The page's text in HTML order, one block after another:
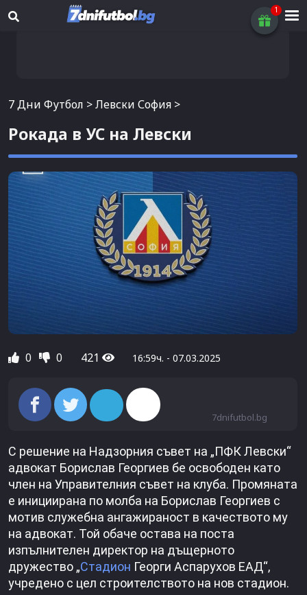
7 Дни Футбол >Левски София >
Рокада в УС на Левски
0 0 421 16:59ч. - 07.03.2025
7dnifutbol.bg
С решение на Надзорния съвет на „ПФК Левски“
адвокат Борислав Георгиев бе освободен като
член на Управителния съвет на клуба. Промяната
е инициирана по молба на Борислав Георгиев с
мотив служебна ангажираност в качеството му
на адвокат. Той обаче остава на поста
изпълнителен директор на дъщерното
дружество „Стадион Георги Аспарухов ЕАД“,
учредено с цел строителството на нов стадион.